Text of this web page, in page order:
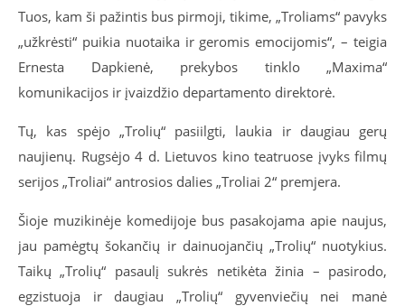
Tuos, kam ši pažintis bus pirmoji, tikime, „Troliams“ pavyks
„užkrėsti“ puikia nuotaika ir geromis emocijomis“, – teigia
Ernesta Dapkienė, prekybos tinklo „Maxima“
komunikacijos ir įvaizdžio departamento direktorė.
Tų, kas spėjo „Trolių“ pasiilgti, laukia ir daugiau gerų
naujienų. Rugsėjo 4 d. Lietuvos kino teatruose įvyks filmų
serijos „Troliai“ antrosios dalies „Troliai 2“ premjera.
Šioje muzikinėje komedijoje bus pasakojama apie naujus,
jau pamėgtų šokančių ir dainuojančių „Trolių“ nuotykius.
Taikų „Trolių“ pasaulį sukrės netikėta žinia – pasirodo,
egzistuoja ir daugiau „Trolių“ gyvenviečių nei manė